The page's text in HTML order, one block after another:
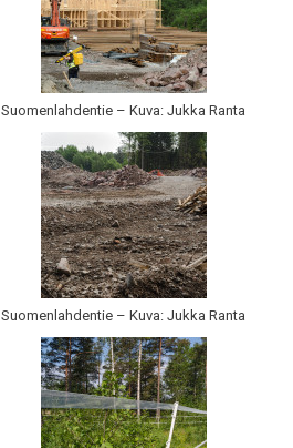
Suomenlahdentie – Kuva: Jukka Ranta
Suomenlahdentie – Kuva: Jukka Ranta